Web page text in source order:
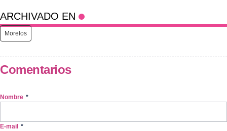
ARCHIVADO EN
Morelos
Comentarios
Nombre *
E-mail *